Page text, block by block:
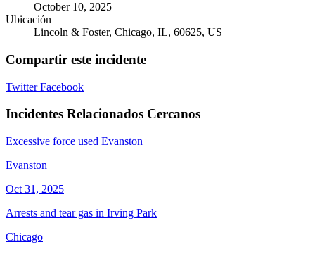
October 10, 2025
Ubicación
Lincoln & Foster, Chicago, IL, 60625, US
Compartir este incidente
TwitterFacebook
Incidentes Relacionados Cercanos
Excessive force used Evanston
Evanston
Oct 31, 2025
Arrests and tear gas in Irving Park
Chicago